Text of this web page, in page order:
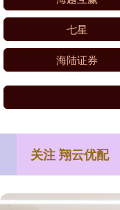
七星
海陆证券
关注 翔云优配